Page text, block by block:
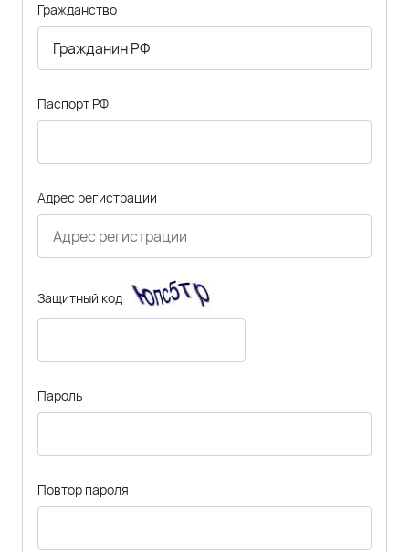
Гражданство
Паспорт РФ
Адрес регистрации
Защитный код
Пароль
Повтор пароля